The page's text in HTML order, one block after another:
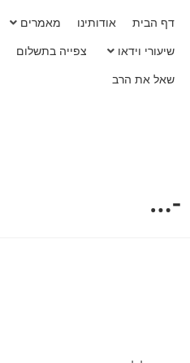
דף הבית אודותינו
מאמרים
שיעורי וידאו
צפייה בתשלום
שאל את הרב
-…